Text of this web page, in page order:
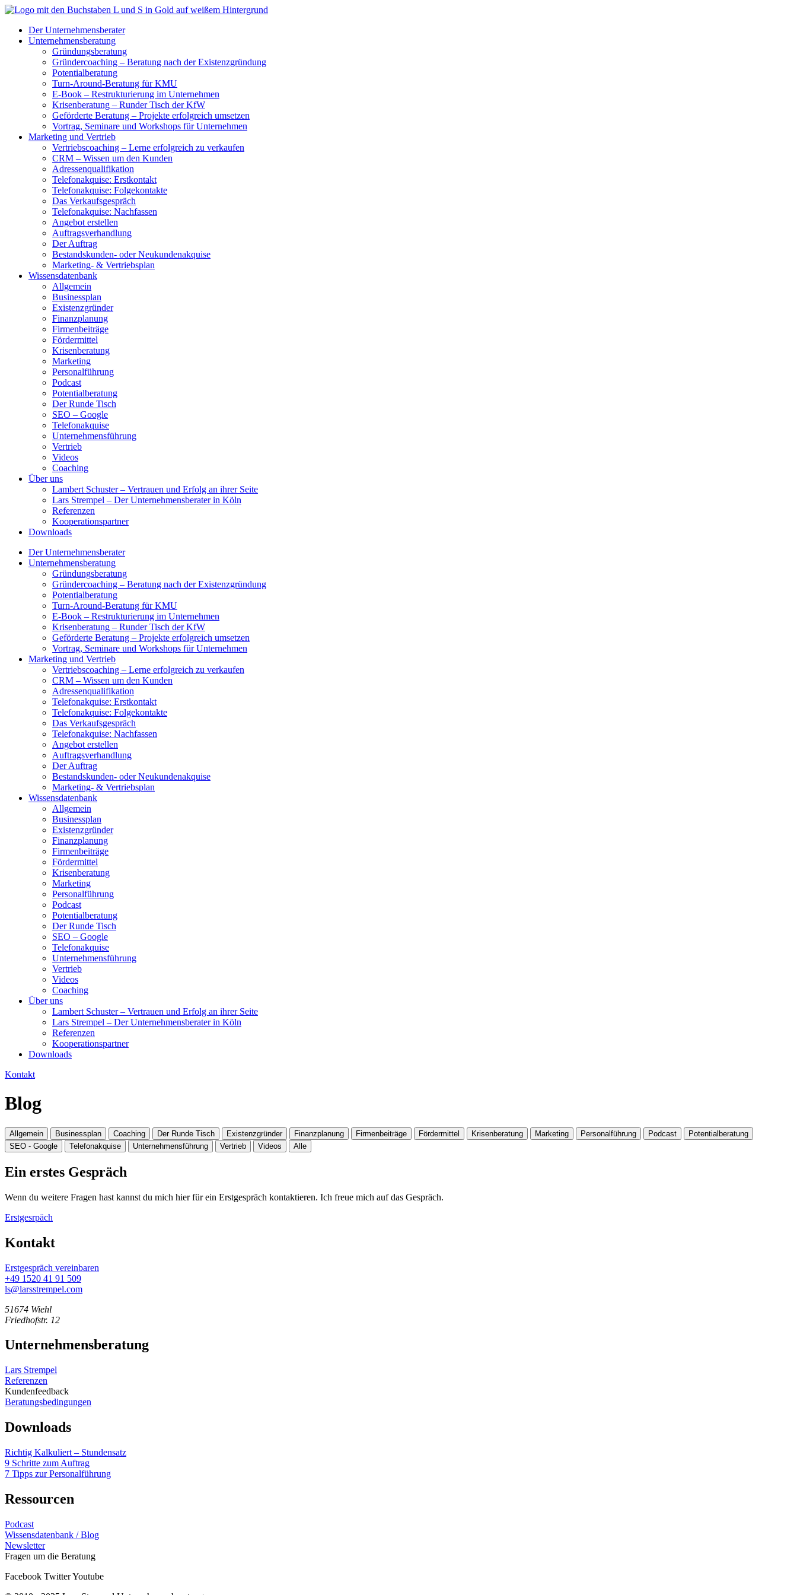
Zum
springenDer Unternehmensberater
Unternehmensberatung
Gründungsberatung
Gründercoaching – Beratung nach der Existenzgründung
Potentialberatung
Turn-Around-Beratung für KMU
E-Book – Restrukturierung im Unternehmen
Krisenberatung – Runder Tisch der KfW
Geförderte Beratung – Projekte erfolgreich umsetzen
Vortrag, Seminare und Workshops für Unternehmen
Marketing und Vertrieb
Vertriebscoaching – Lerne erfolgreich zu verkaufen
CRM – Wissen um den Kunden
Adressenqualifikation
Telefonakquise: Erstkontakt
Telefonakquise: Folgekontakte
Das Verkaufsgespräch
Telefonakquise: Nachfassen
Angebot erstellen
Auftragsverhandlung
Der Auftrag
Bestandskunden- oder Neukundenakquise
Marketing- & Vertriebsplan
Wissensdatenbank
Allgemein
Businessplan
Existenzgründer
Finanzplanung
Firmenbeiträge
Fördermittel
Krisenberatung
Marketing
Personalführung
Podcast
Potentialberatung
Der Runde Tisch
SEO – Google
Telefonakquise
Unternehmensführung
Vertrieb
Videos
Coaching
Über uns
Lambert Schuster – Vertrauen und Erfolg an ihrer Seite
Lars Strempel – Der Unternehmensberater in Köln
Referenzen
Kooperationspartner
Downloads
Der Unternehmensberater
Unternehmensberatung
Gründungsberatung
Gründercoaching – Beratung nach der Existenzgründung
Potentialberatung
Turn-Around-Beratung für KMU
E-Book – Restrukturierung im Unternehmen
Krisenberatung – Runder Tisch der KfW
Geförderte Beratung – Projekte erfolgreich umsetzen
Vortrag, Seminare und Workshops für Unternehmen
Marketing und Vertrieb
Vertriebscoaching – Lerne erfolgreich zu verkaufen
CRM – Wissen um den Kunden
Adressenqualifikation
Telefonakquise: Erstkontakt
Telefonakquise: Folgekontakte
Das Verkaufsgespräch
Telefonakquise: Nachfassen
Angebot erstellen
Auftragsverhandlung
Der Auftrag
Bestandskunden- oder Neukundenakquise
Marketing- & Vertriebsplan
Wissensdatenbank
Allgemein
Businessplan
Existenzgründer
Finanzplanung
Firmenbeiträge
Fördermittel
Krisenberatung
Marketing
Personalführung
Podcast
Potentialberatung
Der Runde Tisch
SEO – Google
Telefonakquise
Unternehmensführung
Vertrieb
Videos
Coaching
Über uns
Lambert Schuster – Vertrauen und Erfolg an ihrer Seite
Lars Strempel – Der Unternehmensberater in Köln
Referenzen
Kooperationspartner
Downloads
Kontakt
Blog
Allgemein Businessplan Coaching Der Runde Tisch Existenzgründer Finanzplanung Firmenbeiträge Fördermittel Krisenberatung Marketing Personalführung Podcast
Potentialberatung
SEO - Google
Telefonakquise Unternehmensführung Vertrieb Videos Alle
Ein erstes Gespräch
Wenn du weitere Fragen hast kannst du mich hier für ein Erstgespräch kontaktieren. Ich freue mich auf das Gespräch.
Erstgesrpäch
Kontakt
Erstgespräch vereinbaren
+49 1520 41 91 509
ls@larsstrempel.com
51674 Wiehl
Friedhofstr. 12
Unternehmensberatung
Lars Strempel
Referenzen
Kundenfeedback
Beratungsbedingungen
Downloads
Richtig Kalkuliert – Stundensatz
9 Schritte zum Auftrag
7 Tipps zur Personalführung
Ressourcen
Podcast
Wissensdatenbank / Blog
Newsletter
Fragen um die Beratung
Facebook TwitterYoutube